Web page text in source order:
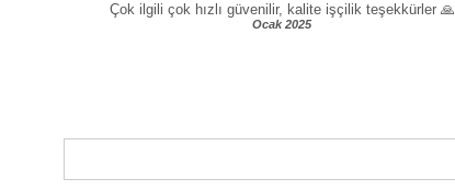
Çok ilgili çok hızlı güvenilir, kalite işçilik teşekkürler 🙏
Ocak 2025